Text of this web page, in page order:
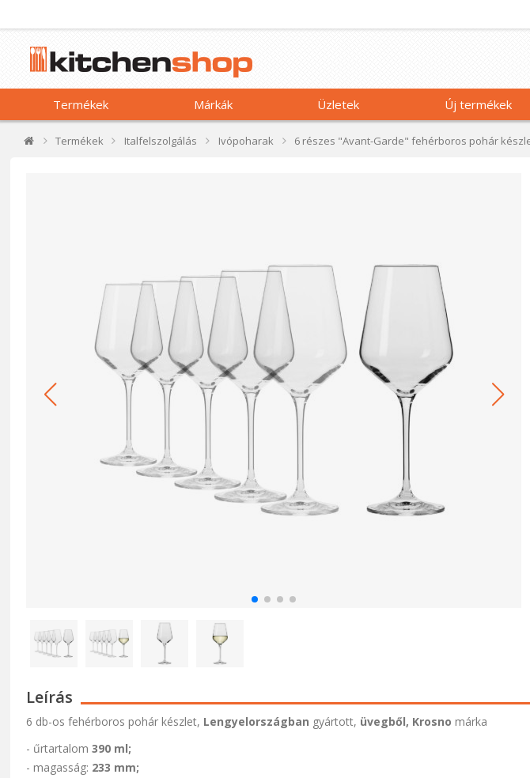
Termékek Márkák Üzletek Új termékek
Termékek Italfelszolgálás Ivópoharak 6 részes "Avant-Garde" fehérboros pohár
Leírás
6 db-os fehérboros pohár készlet, Lengyelországban gyártott, üvegből, Krosno márka
- űrtartalom390 ml;
- magasság: 233 mm;